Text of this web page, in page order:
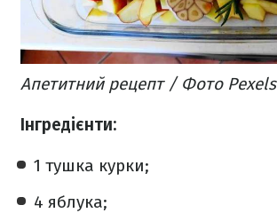
Апетитний рецепт / Фото Pexels
Інгредієнти:
1 тушка курки;
4 яблука;